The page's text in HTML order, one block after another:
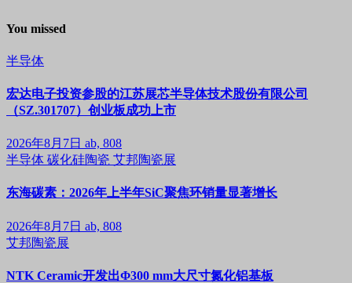
You missed
半导体
宏达电子投资参股的江苏展芯半导体技术股份有限公司
（SZ.301707）创业板成功上市
2026年8月7日 ab, 808
半导体 碳化硅陶瓷 艾邦陶瓷展
东海碳素：2026年上半年SiC聚焦环销量显著增长
2026年8月7日 ab, 808
艾邦陶瓷展
NTK Ceramic开发出Φ300 mm大尺寸氮化铝基板